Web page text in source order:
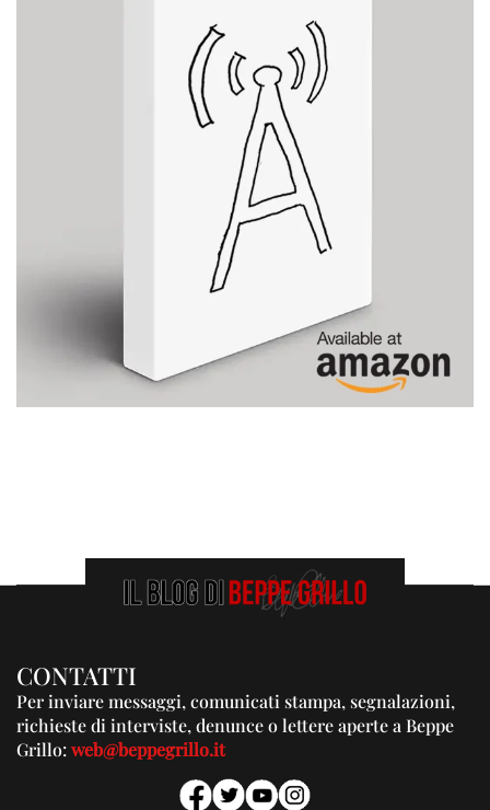
CONTATTI
Per inviare messaggi, comunicati stampa, segnalazioni,
richieste di interviste, denunce o lettere aperte a Beppe
Grillo:web@beppegrillo.it